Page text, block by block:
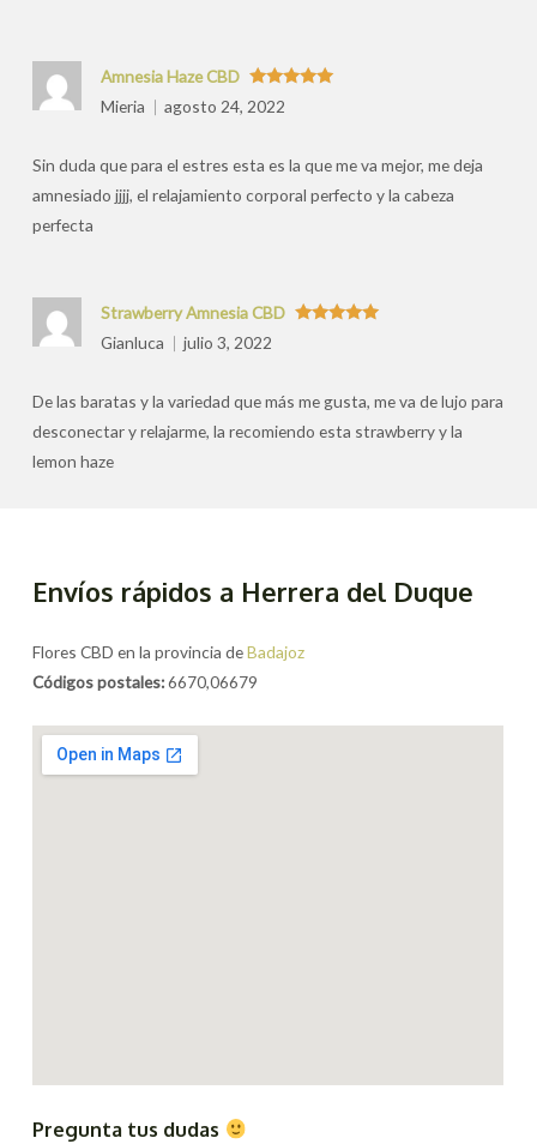
Valorado
con5
Amnesia Haze CBD
Mieria
agosto 24, 2022
Sin duda que para el estres esta es la que me va mejor, me deja
amnesiado jjjj, el relajamiento corporal perfecto y la cabeza
perfecta
Strawberry Amnesia CBD
Gianluca
julio 3, 2022
De las baratas y la variedad que más me gusta, me va de lujo para
desconectar y relajarme, la recomiendo esta strawberry y la
lemon haze
Envíos rápidos a Herrera del Duque
Flores CBD en la provincia deBadajoz
Códigos postales:6670,06679
Pregunta tus dudas